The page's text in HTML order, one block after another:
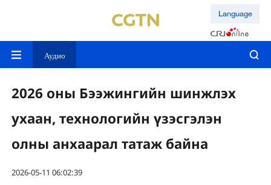
Language
Аудио
2026 оны Бээжингийн шинжлэх
ухаан, технологийн үзэсгэлэн
олны анхаарал татаж байна
2026-05-11 06:02:39